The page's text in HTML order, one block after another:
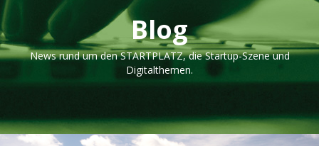
Blog
News rund um den STARTPLATZ, die Startup-Szene und
Digitalthemen.